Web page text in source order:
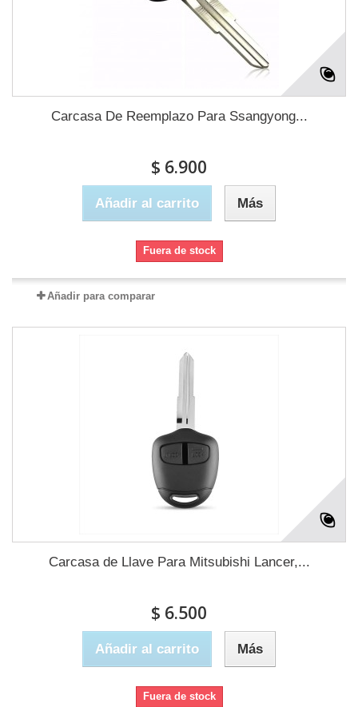
Carcasa De Reemplazo Para Ssangyong...
$ 6.900
Añadir al carrito Más
Fuera de stock
Añadir para comparar
Carcasa de Llave Para Mitsubishi Lancer,...
$ 6.500
Añadir al carrito Más
Fuera de stock